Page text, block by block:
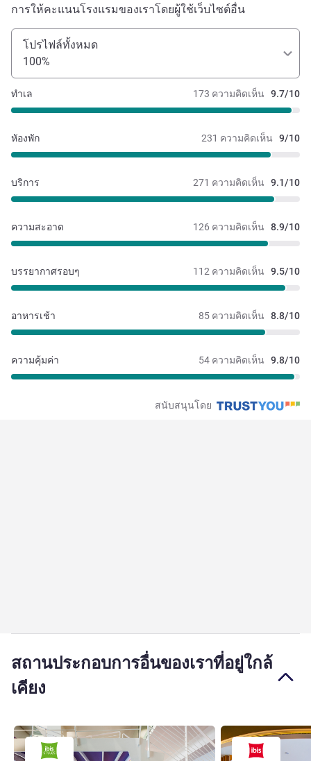
การให้คะแนนโรงแรมของเราโดยผู้ใช้เว็บไซต์อื่น
โปรไฟล์ทั้งหมด
100%
173 ความคิดเห็น 9.7/10
ทำเล
231 ความคิดเห็น 9/10
หัองพัก
271 ความคิดเห็น 9.1/10
บริการ
126 ความคิดเห็น 8.9/10
ความสะอาด
112 ความคิดเห็น 9.5/10
บรรยากาศรอบๆ
85 ความคิดเห็น 8.8/10
อาหารเช้า
54 ความคิดเห็น 9.8/10
ความคุ้มค่า
สนับสนุนโดย
สถานประกอบการอื่นของเราที่อยู่ใกล้
เคียง